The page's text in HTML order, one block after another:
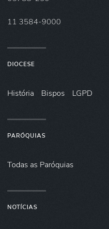
11 3584-9000
DIOCESE
História Bispos LGPD
PARÓQUIAS
Todas as Paróquias
NOTÍCIAS